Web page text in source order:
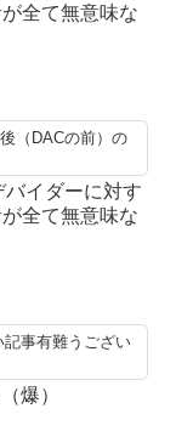
全て無意味な
（DACの前）の
イダーに対す
全て無意味な
事有難うござい
爆）